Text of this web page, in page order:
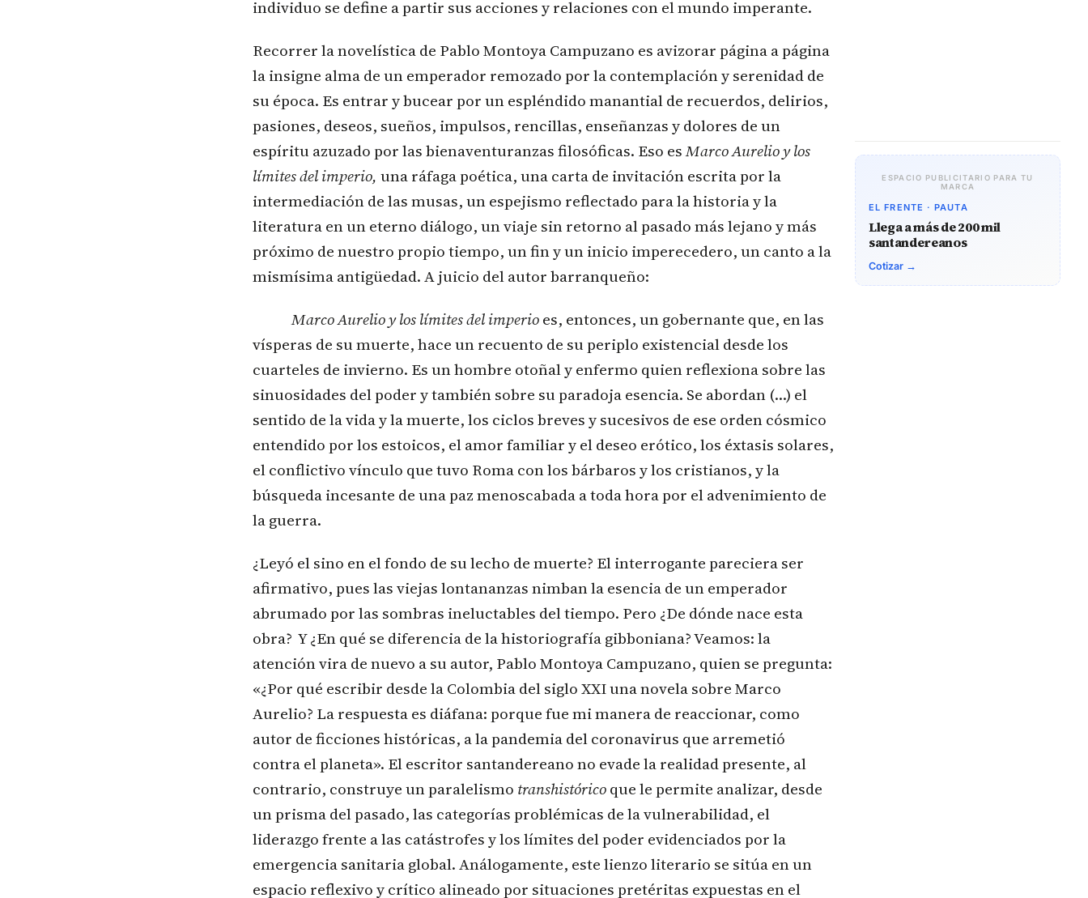
individuo se define a partir sus acciones y relaciones con el mundo imperante.
Recorrer la novelística de Pablo Montoya Campuzano es avizorar página a página
la insigne alma de un emperador remozado por la contemplación y serenidad de
su época. Es entrar y bucear por un espléndido manantial de recuerdos, delirios,
pasiones, deseos, sueños, impulsos, rencillas, enseñanzas y dolores de un
espíritu azuzado por las bienaventuranzas filosóficas. Eso esMarco Aurelio y los
límites del imperio, una ráfaga poética, una carta de invitación escrita por la
intermediación de las musas, un espejismo reflectado para la historia y la
literatura en un eterno diálogo, un viaje sin retorno al pasado más lejano y más
próximo de nuestro propio tiempo, un fin y un inicio imperecedero, un canto a la
mismísima antigüedad. A juicio del autor barranqueño:
Marco Aurelio y los límites del imperioes, entonces, un gobernante que, en las
vísperas de su muerte, hace un recuento de su periplo existencial desde los
cuarteles de invierno. Es un hombre otoñal y enfermo quien reflexiona sobre las
sinuosidades del poder y también sobre su paradoja esencia. Se abordan (…) el
sentido de la vida y la muerte, los ciclos breves y sucesivos de ese orden cósmico
entendido por los estoicos, el amor familiar y el deseo erótico, los éxtasis solares,
el conflictivo vínculo que tuvo Roma con los bárbaros y los cristianos, y la
búsqueda incesante de una paz menoscabada a toda hora por el advenimiento de
la guerra.
¿Leyó el sino en el fondo de su lecho de muerte? El interrogante pareciera ser
afirmativo, pues las viejas lontananzas nimban la esencia de un emperador
abrumado por las sombras ineluctables del tiempo. Pero ¿De dónde nace esta
obra? Y ¿En qué se diferencia de la historiografía gibboniana? Veamos: la
atención vira de nuevo a su autor, Pablo Montoya Campuzano, quien se pregunta:
«¿Por qué escribir desde la Colombia del siglo XXI una novela sobre Marco
Aurelio? La respuesta es diáfana: porque fue mi manera de reaccionar, como
autor de ficciones históricas, a la pandemia del coronavirus que arremetió
contra el planeta». El escritor santandereano no evade la realidad presente, al
contrario, construye un paralelismo transhistóricoque le permite analizar, desde
un prisma del pasado, las categorías problémicas de la vulnerabilidad, el
liderazgo frente a las catástrofes y los límites del poder evidenciados por la
emergencia sanitaria global. Análogamente, este lienzo literario se sitúa en un
espacio reflexivo y crítico alineado por situaciones pretéritas expuestas en el
ESPACIO PUBLICITARIO PARA TU
MARCA
EL FRENTE · PAUTA
Llega a más de 200 mil
santandereanos
Cotizar →